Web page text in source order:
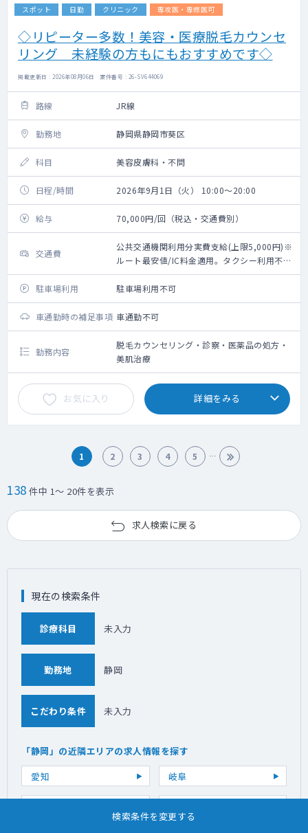
スポット 日勤 クリニック 専攻医・専修医可
◇リピーター多数！美容・医療脱毛カウンセ
リング 未経験の方もにもおすすめです◇
掲載更新日 : 2026年08月06日 案件番号 : 26-SV644069
路線 JR線
勤務地 静岡県静岡市葵区
科目 美容皮膚科・不問
日程/時間 2026年9月1日（火） 10:00～20:00
給与 70,000円/回（税込・交通費別）
交通費
公共交通機関利用分実費支給(上限5,000円)※
ルート最安値/IC料金適用。タクシー利用不
可。
駐車場利用
駐車場利用不可
車通勤時の補足事項 車通勤不可
勤務内容
脱毛カウンセリング・診察・医薬品の処方・
美肌治療
お気に入り 詳細をみる
1 2 3 4 5
138 件中 1～ 20件を表示
求人検索に戻る
検索条件を変更する
現在の検索条件
診療科目 未入力
勤務地 静岡
こだわり条件 未入力
「静岡」の近隣エリアの求人情報を探す
愛知
岐阜